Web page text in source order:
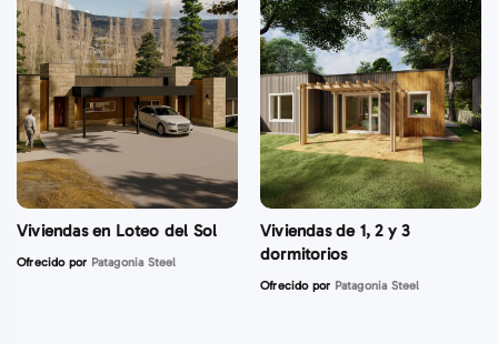
Viviendas en Loteo del Sol
Ofrecido por Patagonia Steel
Viviendas de 1, 2 y 3
dormitorios
Ofrecido por Patagonia Steel